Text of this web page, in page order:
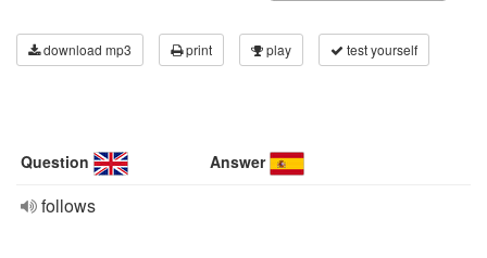
download mp3 print play test yourself
Question Answer
follows